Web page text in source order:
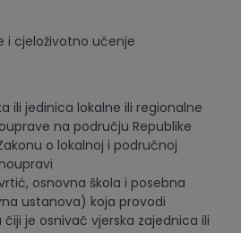
i cjeloživotno učenje
ili jedinica lokalne ili regionalne
na području Republike
o lokalnoj i područnoj
osnovna škola i posebna
ustanova) koja provodi
čiji je osnivač vjerska zajednica ili